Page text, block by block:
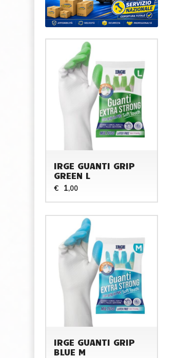
IRGE GUANTI GRIP
GREEN L
€ 1,00
IRGE GUANTI GRIP
BLUE M